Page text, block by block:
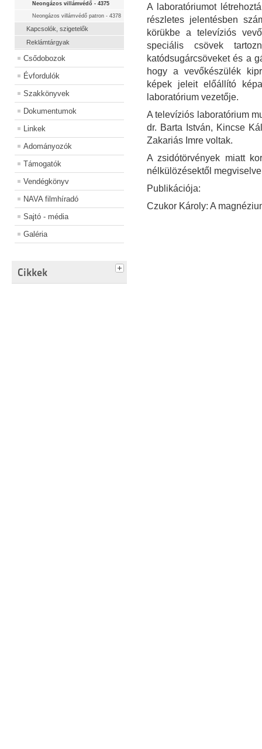
Neongázos villámvédő - 4375
Neongázos villámvédő patron - 4378
Kapcsolók, szigetelők
Reklámtárgyak
Csődobozok
Évfordulók
Szakkönyvek
Dokumentumok
Linkek
Adományozók
Támogatók
Vendégkönyv
NAVA filmhíradó
Sajtó - média
Galéria
Cikkek
A laboratóriumot
részletes jelentésben
körükbe a televíziós
speciális csövek
katódsugárcsöveket és a
hogy a vevőkészülék
képek jeleit előállító
laboratórium vezetője.
A televíziós laboratórium
dr. Barta István, Kincse
Zakariás Imre voltak.
A zsidótörvények miatt
nélkülözésektől
Publikációja:
Czukor Károly: A